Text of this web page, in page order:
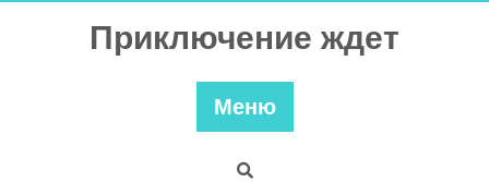
Приключение ждет
Меню